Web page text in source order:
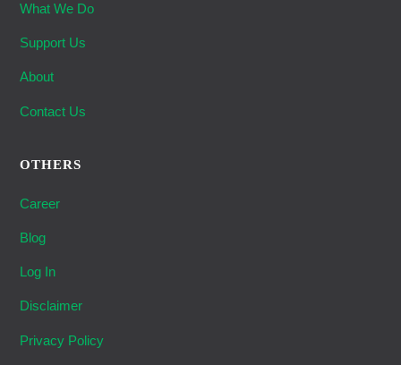
What We Do
Support Us
About
Contact Us
OTHERS
Career
Blog
Log In
Disclaimer
Privacy Policy